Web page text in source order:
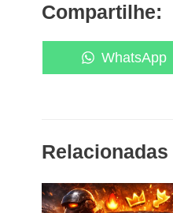
Compartilhe:
Share
on
WhatsApp
Relacionadas